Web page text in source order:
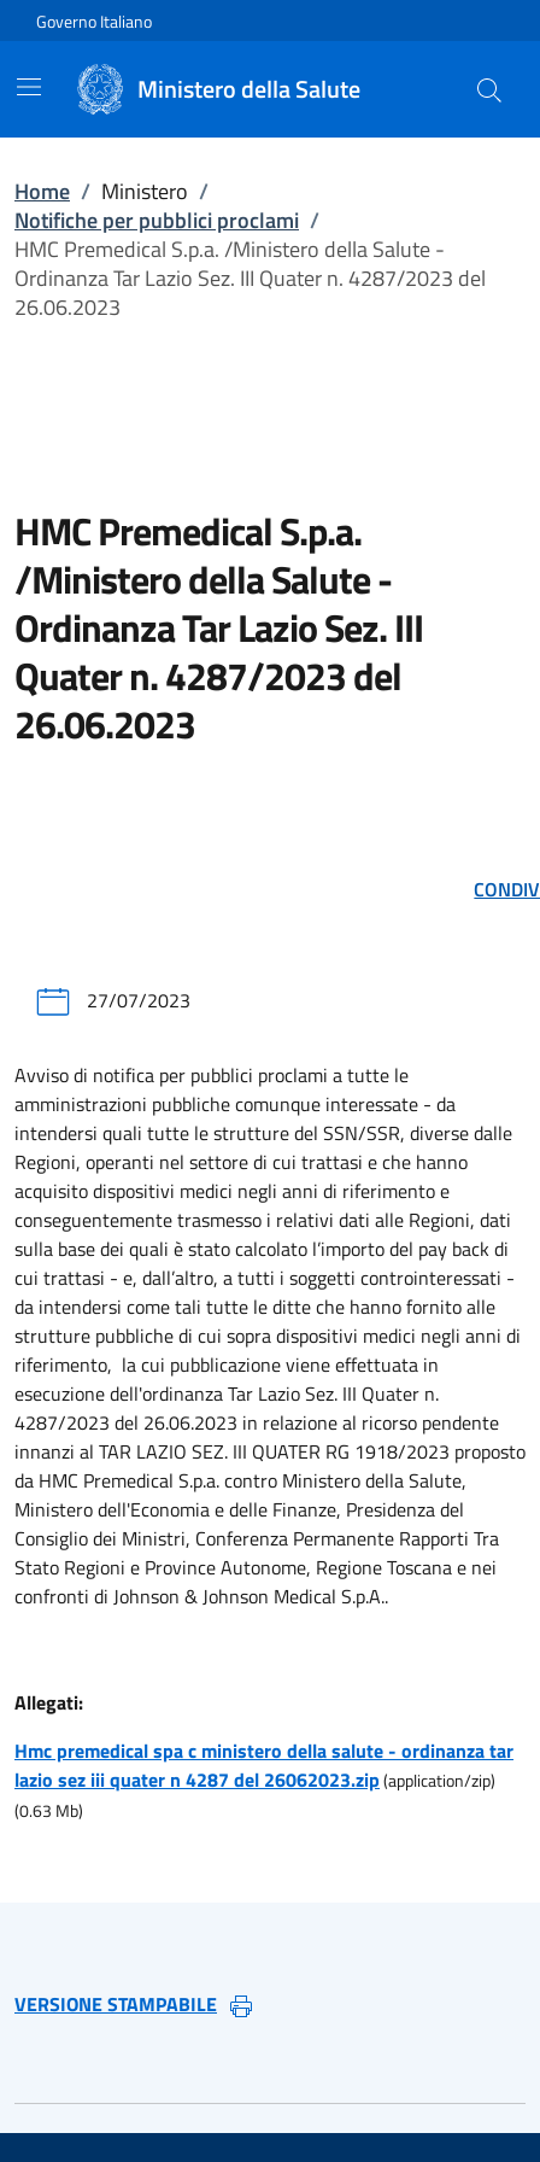
Vai direttamente al contenuto
Governo Italiano
Ministero della Salute
Home / Ministero /
Notifiche per pubblici proclami /
HMC Premedical S.p.a. /Ministero della Salute -
Ordinanza Tar Lazio Sez. III Quater n. 4287/2023 del
26.06.2023
HMC Premedical S.p.a.
/Ministero della Salute -
Ordinanza Tar Lazio Sez. III
Quater n. 4287/2023 del
26.06.2023
27/07/2023
Avviso di notifica per pubblici proclami a tutte le
amministrazioni pubbliche comunque interessate - da
intendersi quali tutte le strutture del SSN/SSR, diverse dalle
Regioni, operanti nel settore di cui trattasi e che hanno
acquisito dispositivi medici negli anni di riferimento e
conseguentemente trasmesso i relativi dati alle Regioni, dati
sulla base dei quali è stato calcolato l’importo del pay back di
cui trattasi - e, dall’altro, a tutti i soggetti controinteressati -
da intendersi come tali tutte le ditte che hanno fornito alle
strutture pubbliche di cui sopra dispositivi medici negli anni di
riferimento, la cui pubblicazione viene effettuata in
esecuzione dell'ordinanza Tar Lazio Sez. III Quater n.
4287/2023 del 26.06.2023 in relazione al ricorso pendente
innanzi al TAR LAZIO SEZ. III QUATER RG 1918/2023 proposto
da HMC Premedical S.p.a. contro Ministero della Salute,
Ministero dell'Economia e delle Finanze, Presidenza del
Consiglio dei Ministri, Conferenza Permanente Rapporti Tra
Stato Regioni e Province Autonome, Regione Toscana e nei
confronti di Johnson & Johnson Medical S.p.A..
Allegati:
Hmc premedical spa c ministero della salute - ordinanza tar
lazio sez iii quater n 4287 del 26062023.zip(application/zip)
(0.63 Mb)
VERSIONE STAMPABILE